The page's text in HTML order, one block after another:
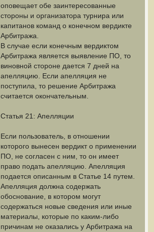
оповещает обе заинтересованные
стороны и организатора турнира или
капитанов команд о конечном вердикте
Арбитража.
В случае если конечным вердиктом
Арбитража является выявление ПО, то
виновной стороне дается 7 дней на
апелляцию. Если апелляция не
поступила, то решение Арбитража
считается окончательным.
Статья 21: Апелляции
Если пользователь, в отношении
которого вынесен вердикт о применении
ПО, не согласен с ним, то он имеет
право подать апелляцию. Апелляция
подается описанным в Статье 14 путем.
Апелляция должна содержать
обоснование, в котором могут
содержаться новые сведения или иные
материалы, которые по каким-либо
причинам не оказались у Арбитража на